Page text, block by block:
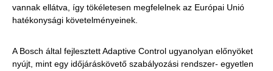
vannak ellátva, így tökéletesen megfelelnek az Európai Unió
hatékonysági követelményeinek.
A Bosch által fejlesztett Adaptive Control ugyanolyan előnyöket
nyújt, mint egy időjáráskövető szabályozási rendszer- egyetlen